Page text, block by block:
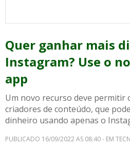
Quer ganhar mais
Instagram? Use o
app
Um novo recurso deve permitir
criadores de conteúdo, que
dinheiro usando apenas o
PUBLICADO 16/09/2022 AS 08:40 - EM